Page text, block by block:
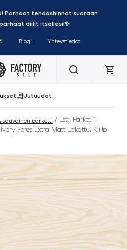
Parhaat tehdashinnat suoraan
diilit itsellesi!✨
Blogi Yhteystiedot
Uutuudet
parketti / Esta Parket 1
Pores Extra Matt Lakattu, Kiilto